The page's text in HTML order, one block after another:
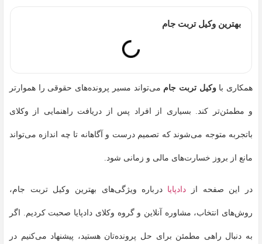
بهترین وکیل تربت جام
همکاری باوکیل تربت جام می‌تواند مسیر پرونده‌های حقوقی را هموارتر
و مطمئن‌تر کند. بسیاری از افراد پس از دریافت راهنمایی از وکلای
باتجربه متوجه می‌شوند که تصمیم درست و آگاهانه تا چه اندازه می‌تواند
مانع از بروز خسارت‌های مالی و زمانی شود.
در این صفحه از دادپایا درباره ویژگی‌های بهترین وکیل تربت جام،
روش‌های انتخاب، مشاوره آنلاین و گروه وکلای دادپایا صحبت کردیم. اگر
به دنبال راهی مطمئن برای حل پرونده‌تان هستید، پیشنهاد می‌کنیم در